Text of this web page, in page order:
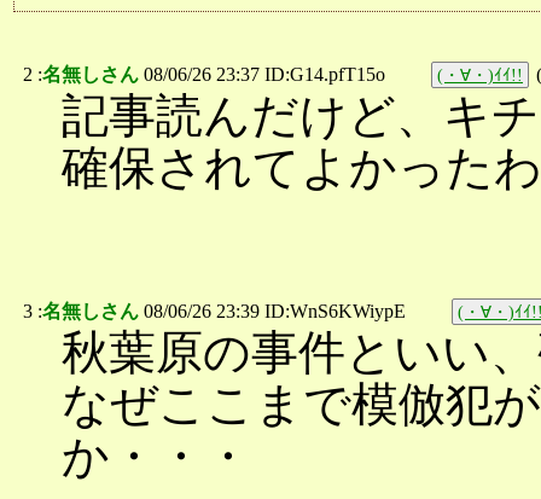
2 :名無しさん 08/06/26 23:37 ID:G14.pfT15o (・∀・)ｲｲ!! (
記事読んだけど、キ
確保されてよかった
3 :名無しさん 08/06/26 23:39 ID:WnS6KWiypE (・∀・)ｲｲ
秋葉原の事件といい
なぜここまで模倣犯
か・・・